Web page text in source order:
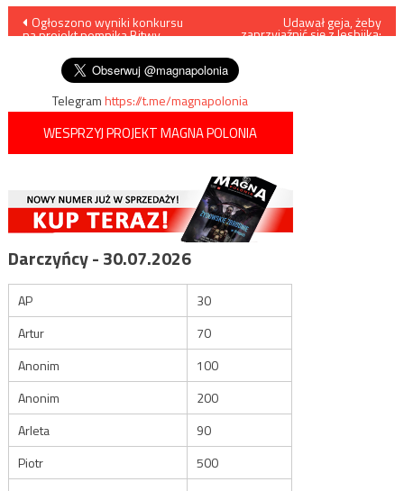
Nawigacja
wpisu
Ogłoszono wyniki konkursu
na projekt pomnika Bitwy
Udawał geja, żeby
zaprzyjaźnić się z lesbijką;
Telegramhttps://t.me/magnapolonia
WESPRZYJ PROJEKT MAGNA POLONIA
Darczyńcy - 30.07.2026
AP
30
Artur
70
Anonim
100
Anonim
200
Arleta
90
Piotr
500